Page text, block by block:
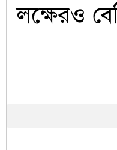
লক্ষেরও